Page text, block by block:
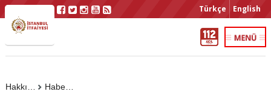
Türkçe English
Haberler